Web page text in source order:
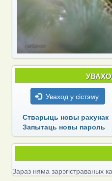
Уваход у сістэму
Стварыць новы рахунак
Запытаць новы пароль
Зараз няма зарэгістраваных